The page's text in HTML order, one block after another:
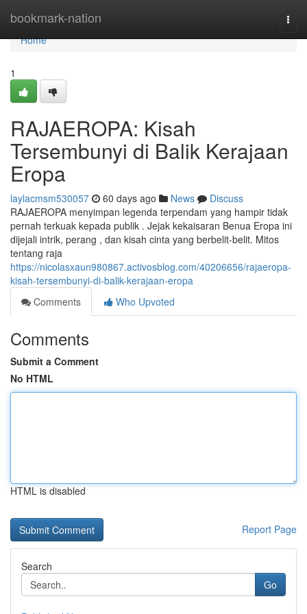
bookmark-nation
Home
Home
1
RAJAEROPA: Kisah
Tersembunyi di Balik Kerajaan
Eropa
laylacmsm530057 60 days ago News
Discuss
RAJAEROPA menyimpan legenda terpendam yang hampir tidak
pernah terkuak kepada publik . Jejak kekaisaran Benua Eropa ini
dijejali intrik, perang , dan kisah cinta yang berbelit-belit. Mitos
tentang raja
https://nicolasxaun980867.activosblog.com/40206656/rajaeropa-
kisah-tersembunyi-di-balik-kerajaan-eropa
Comments
Who Upvoted
Comments
Submit a Comment
No HTML
HTML is disabled
Report Page
Search
Go